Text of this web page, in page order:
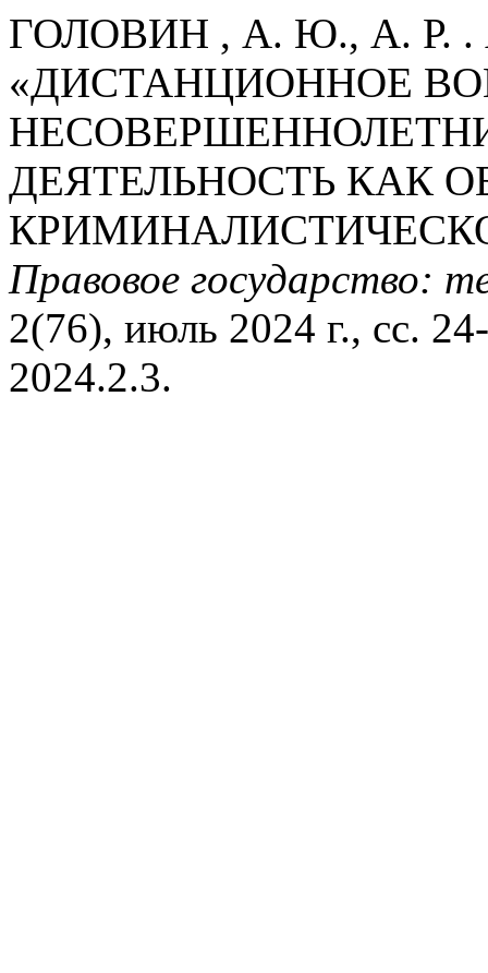
ГОЛОВИН , А. Ю., А. Р.
«ДИСТАНЦИОННОЕ
ДЕЯТЕЛЬНОСТЬ КАК
Правовое государство:
2(76), июль 2024 г., сс.
2024.2.3.